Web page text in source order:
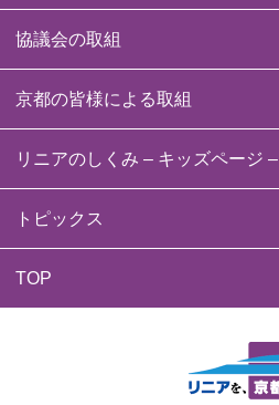
協議会の取組
京都の皆様による取組
リニアのしくみ – キッズページ –
トピックス
TOP